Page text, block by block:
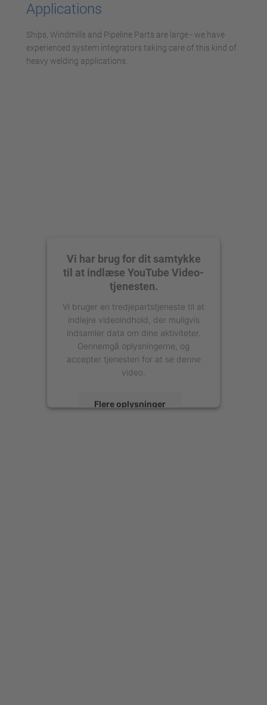
Applications
Ships, Windmills and Pipeline Parts are large - we have
experienced system integrators taking care of this kind of
heavy welding applications.
Vi har brug for dit samtykke
til at indlæse YouTube Video-
tjenesten.
Vi bruger en tredjepartstjeneste til at
indlejre videoindhold, der muligvis
indsamler data om dine aktiviteter.
Gennemgå oplysningerne, og
accepter tjenesten for at se denne
video.
Flere oplysninger